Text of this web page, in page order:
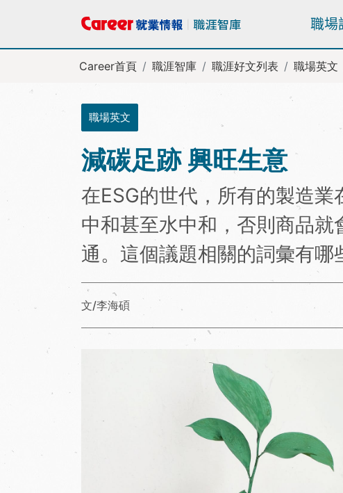
職場
Career首頁 職涯智庫 職涯好文列表 職場英文
職場英文
減碳足跡 興旺生意
在ESG的世代，所有的製造
中和甚至水中和，否則商品
通。這個議題相關的詞彙有哪
文/李海碩